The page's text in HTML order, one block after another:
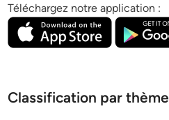
Téléchargez notre application :
Classification par thème